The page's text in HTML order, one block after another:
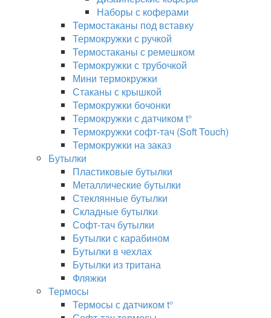
Наборы с коферами
Термостаканы под вставку
Термокружки с ручкой
Термостаканы с ремешком
Термокружки с трубочкой
Мини термокружки
Стаканы с крышкой
Термокружки бочонки
Термокружки с датчиком t°
Термокружки софт-тач (Soft Touch)
Термокружки на заказ
Бутылки
Пластиковые бутылки
Металлические бутылки
Стеклянные бутылки
Складные бутылки
Софт-тач бутылки
Бутылки с карабином
Бутылки в чехлах
Бутылки из тритана
Фляжки
Термосы
Термосы с датчиком t°